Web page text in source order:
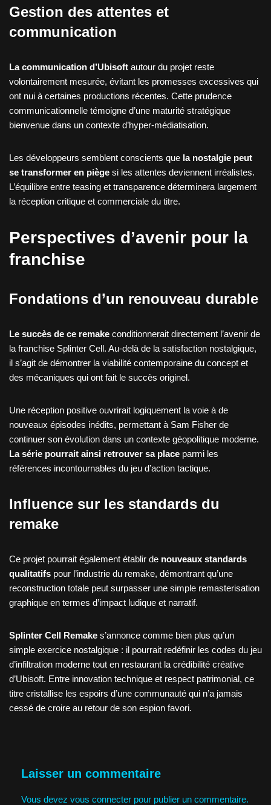
Gestion des attentes et
communication
La communication d’Ubisoft autour du projet reste
volontairement mesurée, évitant les promesses excessives qui
ont nui à certaines productions récentes. Cette prudence
communicationnelle témoigne d’une maturité stratégique
bienvenue dans un contexte d’hyper-médiatisation.
Les développeurs semblent conscients que la nostalgie peut
se transformer en piège si les attentes deviennent irréalistes.
L’équilibre entre teasing et transparence déterminera largement
la réception critique et commerciale du titre.
Perspectives d’avenir pour la
franchise
Fondations d’un renouveau durable
Le succès de ce remake conditionnerait directement l’avenir de
la franchise Splinter Cell. Au-delà de la satisfaction nostalgique,
il s’agit de démontrer la viabilité contemporaine du concept et
des mécaniques qui ont fait le succès originel.
Une réception positive ouvrirait logiquement la voie à de
nouveaux épisodes inédits, permettant à Sam Fisher de
continuer son évolution dans un contexte géopolitique moderne.
La série pourrait ainsi retrouver sa place parmi les
références incontournables du jeu d’action tactique.
Influence sur les standards du
remake
Ce projet pourrait également établir de nouveaux standards
qualitatifs pour l’industrie du remake, démontrant qu’une
reconstruction totale peut surpasser une simple remasterisation
graphique en termes d’impact ludique et narratif.
Splinter Cell Remake s’annonce comme bien plus qu’un
simple exercice nostalgique : il pourrait redéfinir les codes du jeu
d’infiltration moderne tout en restaurant la crédibilité créative
d’Ubisoft. Entre innovation technique et respect patrimonial, ce
titre cristallise les espoirs d’une communauté qui n’a jamais
cessé de croire au retour de son espion favori.
Laisser un commentaire
Vous devez vous connecter pour publier un commentaire.